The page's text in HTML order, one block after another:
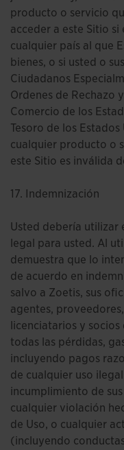
producto o servicio
acceder a este Sitio
cualquier país al que
bienes, o si usted o
Ciudadanos
Ordenes de Rechazo
Comercio de los
Tesoro de los
cualquier producto o
este Sitio es inválida
17. Indemnización
Usted debería utilizar
legal para usted. Al
demuestra que lo
de acuerdo en
salvo a Zoetis, sus
agentes,
licenciatarios y
todas las pérdidas,
incluyendo pagos
de cualquier uso
incumplimiento de
cualquier violación
de Uso, o cualquier
(incluyendo